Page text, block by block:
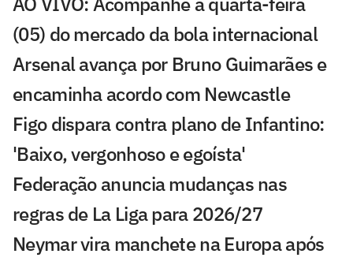
(05) do mercado da bola internacional
Arsenal avança por Bruno Guimarães e
encaminha acordo com Newcastle
Figo dispara contra plano de Infantino:
'Baixo, vergonhoso e egoísta'
Federação anuncia mudanças nas
regras de La Liga para 2026/27
Neymar vira manchete na Europa após